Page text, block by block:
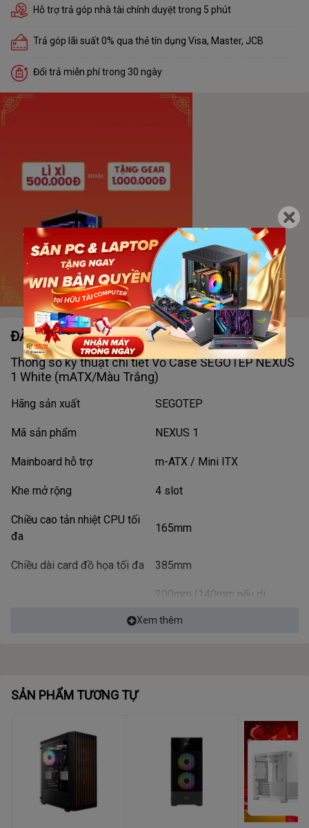
Hỗ trợ trả góp nhà tài chính duyệt trong 5 phút
Trả góp lãi suất 0% qua thẻ tín dụng Visa, Master, JCB
Đổi trả miễn phí trong 30 ngày
ĐẶC ĐIỂM NỔI BẬT
Thông số kỹ thuật chi tiết Vỏ Case SEGOTEP NEXUS
1 White (mATX/Màu Trắng)
Hãng sản xuất SEGOTEP
Mã sản phẩm NEXUS 1
Mainboard hỗ trợ m-ATX / Mini ITX
Khe mở rộng 4 slot
Chiều cao tản nhiệt CPU tối
đa
165mm
Chiều dài card đồ họa tối đa 385mm
200mm (140mm nếu di
sau)
Mặt trước: 12cm x1 (lắp bên
trong)
Phía trên: 12cm x3 / 14cm x2
Phía sau: 12cm x1
Xem thêm
SẢN PHẨM TƯƠNG TỰ